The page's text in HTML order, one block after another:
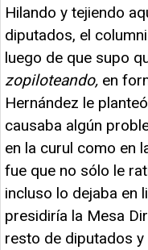
Hilando y tejiendo
diputados, el
luego de que supo
zopiloteando, en
Hernández le
causaba algún
en la curul como en
fue que no sólo le
incluso lo dejaba en
presidiría la Mesa
resto de diputados